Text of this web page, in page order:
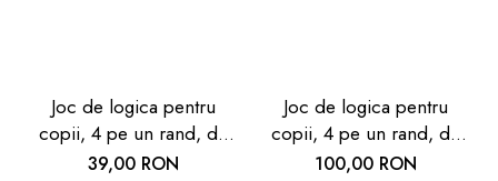
Joc de logica pentru
copii, 4 pe un rand, de
lemn, Goki
39,00 RON
Joc de logica pentru
copii, 4 pe un rand, de
lemn, 3D, Goki
100,00 RON